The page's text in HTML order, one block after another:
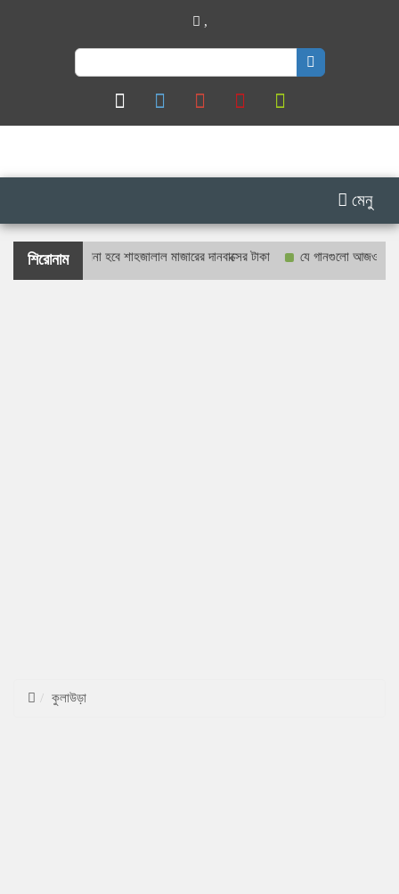
,
Search
for:
মেনু
শিরোনাম
প্রকাশ্যে গণনা হবে শাহজালাল মাজারের দানবাক্সের টাকা যে গানগুলো আজও ফিরিয়ে
কুলাউড়া